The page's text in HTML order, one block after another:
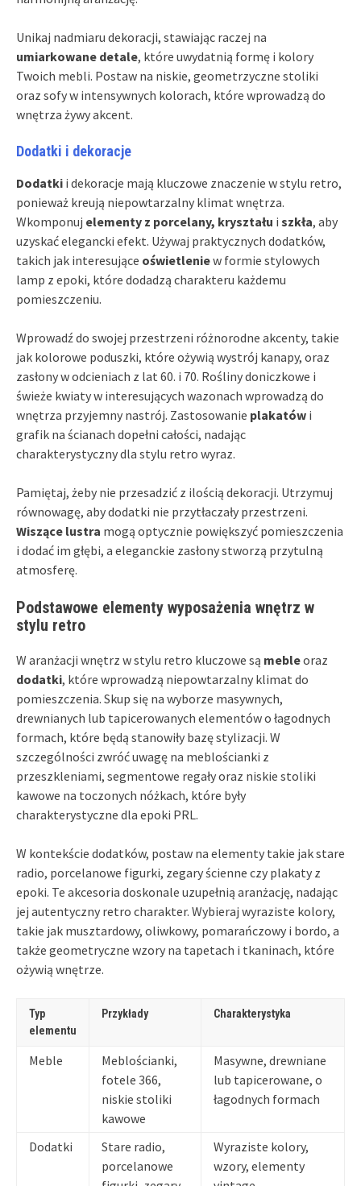
Unikaj nadmiaru dekoracji, stawiając raczej na
umiarkowane detale, które uwydatnią formę i kolory
Twoich mebli. Postaw na niskie, geometrzyczne stoliki
oraz sofy w intensywnych kolorach, które wprowadzą do
wnętrza żywy akcent.
Dodatki i dekoracje
Dodatki i dekoracje mają kluczowe znaczenie w stylu retro,
ponieważ kreują niepowtarzalny klimat wnętrza.
Wkomponuj elementy z porcelany, kryształu i szkła, aby
uzyskać elegancki efekt. Używaj praktycznych dodatków,
takich jak interesujące oświetleniew formie stylowych
lamp z epoki, które dodadzą charakteru każdemu
pomieszczeniu.
Wprowadź do swojej przestrzeni różnorodne akcenty, takie
jak kolorowe poduszki, które ożywią wystrój kanapy, oraz
zasłony w odcieniach z lat 60. i 70. Rośliny doniczkowe i
świeże kwiaty w interesujących wazonach wprowadzą do
wnętrza przyjemny nastrój. Zastosowanie plakatów i
grafik na ścianach dopełni całości, nadając
charakterystyczny dla stylu retro wyraz.
Pamiętaj, żeby nie przesadzić z ilością dekoracji. Utrzymuj
równowagę, aby dodatki nie przytłaczały przestrzeni.
Wiszące lustra mogą optycznie powiększyć pomieszczenia
i dodać im głębi, a eleganckie zasłony stworzą przytulną
atmosferę.
Podstawowe elementy wyposażenia wnętrz w
stylu retro
W aranżacji wnętrz w stylu retro kluczowe są mebleoraz
dodatki, które wprowadzą niepowtarzalny klimat do
pomieszczenia. Skup się na wyborze masywnych,
drewnianych lub tapicerowanych elementów o łagodnych
formach, które będą stanowiły bazę stylizacji. W
szczególności zwróć uwagę na meblościanki z
przeszkleniami, segmentowe regały oraz niskie stoliki
kawowe na toczonych nóżkach, które były
charakterystyczne dla epoki PRL.
W kontekście dodatków, postaw na elementy takie jak stare
radio, porcelanowe figurki, zegary ścienne czy plakaty z
epoki. Te akcesoria doskonale uzupełnią aranżację, nadając
jej autentyczny retro charakter. Wybieraj wyraziste kolory,
takie jak musztardowy, oliwkowy, pomarańczowy i bordo, a
także geometryczne wzory na tapetach i tkaninach, które
ożywią wnętrze.
Typ
elementu
Przykłady Charakterystyka
Meble
Meblościanki,
fotele 366,
niskie stoliki
kawowe
Masywne, drewniane
lub tapicerowane, o
łagodnych formach
Dodatki
Stare radio,
porcelanowe
Wyraziste kolory,
wzory, elementy